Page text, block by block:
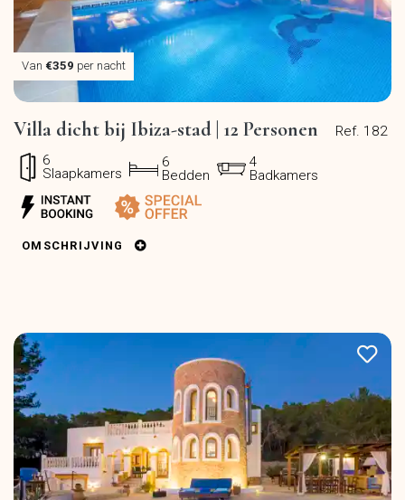
Van €359 per nacht
Ref. 182
Villa dicht bij Ibiza-stad | 12 Personen
6
Slaapkamers
6
Bedden
4
Badkamers
OMSCHRIJVING